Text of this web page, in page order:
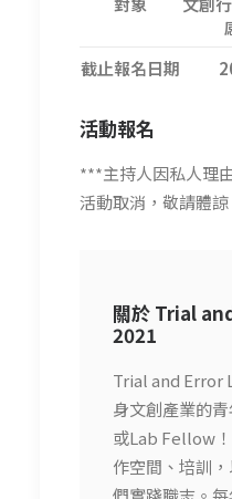
截止報名日期
活動報名
***主持人因私人理
活動取消，敬請體
關於 Trial
2021
Trial and Error
身文創產業的
或Lab Fellow
作空間、培訓